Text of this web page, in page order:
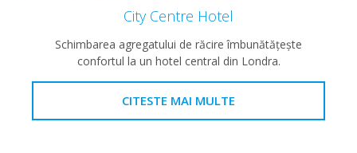
City Centre Hotel
Schimbarea agregatului de răcire îmbunătăţeşte
confortul la un hotel central din Londra.
CITESTE MAI MULTE